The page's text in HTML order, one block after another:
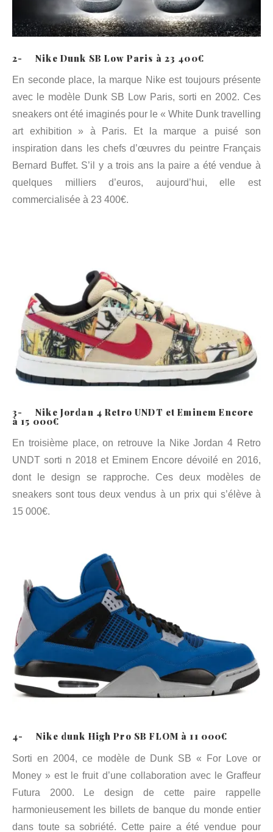
2- Nike Dunk SB Low Paris à 23 400€
En seconde place, la marque Nike est toujours présente
avec le modèle Dunk SB Low Paris, sorti en 2002. Ces
sneakers ont été imaginés pour le « White Dunk travelling
art exhibition » à Paris. Et la marque a puisé son
inspiration dans les chefs d’œuvres du peintre Français
Bernard Buffet. S’il y a trois ans la paire a été vendue à
quelques milliers d’euros, aujourd’hui, elle est
commercialisée à 23 400€.
3- Nike Jordan 4 Retro UNDT et Eminem Encore
à 15 000€
En troisième place, on retrouve la Nike Jordan 4 Retro
UNDT sorti n 2018 et Eminem Encore dévoilé en 2016,
dont le design se rapproche. Ces deux modèles de
sneakers sont tous deux vendus à un prix qui s’élève à
15 000€.
4- Nike dunk High Pro SB FLOM à 11 000€
Sorti en 2004, ce modèle de Dunk SB « For Love or
Money » est le fruit d’une collaboration avec le Graffeur
Futura 2000. Le design de cette paire rappelle
harmonieusement les billets de banque du monde entier
dans toute sa sobriété. Cette paire a été vendue pour